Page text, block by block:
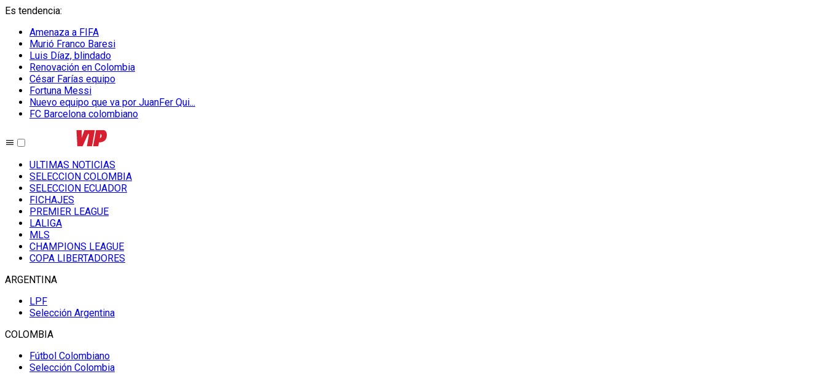
Es tendencia:
Amenaza a FIFA
Murió Franco Baresi
Luis Díaz, blindado
Renovación en Colombia
César Farías equipo
Fortuna Messi
Nuevo equipo que va por JuanFer Qui...
FC Barcelona colombiano
ULTIMAS NOTICIAS
SELECCION COLOMBIA
SELECCION ECUADOR
FICHAJES
PREMIER LEAGUE
LALIGA
MLS
CHAMPIONS LEAGUE
COPA LIBERTADORES
ARGENTINA
LPF
Selección Argentina
COLOMBIA
Fútbol Colombiano
Selección Colombia